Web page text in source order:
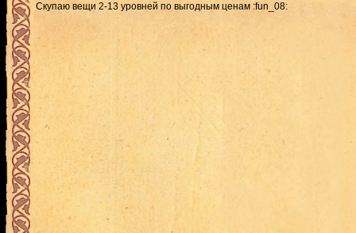
Скупаю вещи 2-13 уровней по выгодным ценам :fun_08: